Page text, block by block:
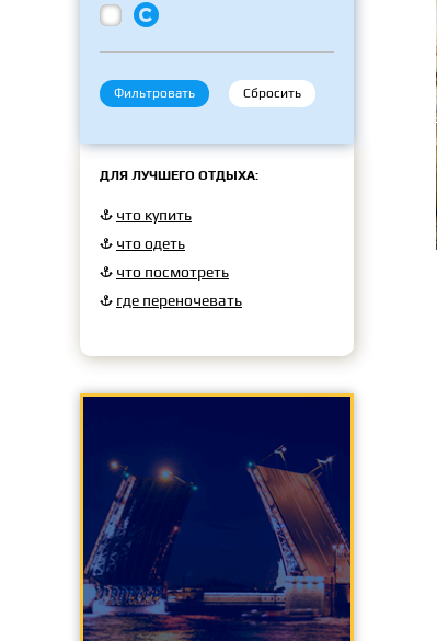

Фильтровать Сбросить
ДЛЯ ЛУЧШЕГО ОТДЫХА:
что купить
что одеть
что посмотреть
где переночевать